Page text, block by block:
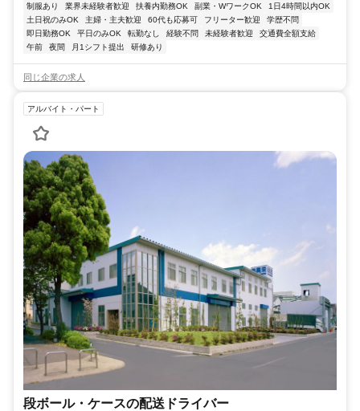
制服あり 業界未経験者歓迎 扶養内勤務OK 副業・WワークOK
1日4時間以内OK
土日祝のみOK
主婦・主夫歓迎 60代も応募可 フリーター歓迎
学歴不問
即日勤務OK
平日のみOK 転勤なし 経験不問 未経験者歓迎
交通費全額支給
午前
夜間 月1シフト提出 研修あり
同じ企業の求人
アルバイト・パート
段ボール・ケースの配送ドライバー